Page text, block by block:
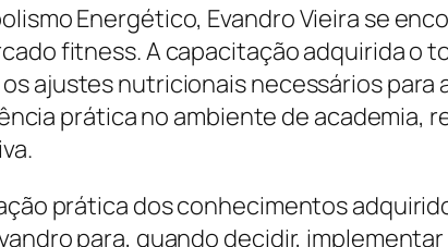
Energético, Evandro Vieira se
fitness. A capacitação adquirida o
ajustes nutricionais necessários
prática no ambiente de academia,
prática dos conhecimentos
para, quando decidir,